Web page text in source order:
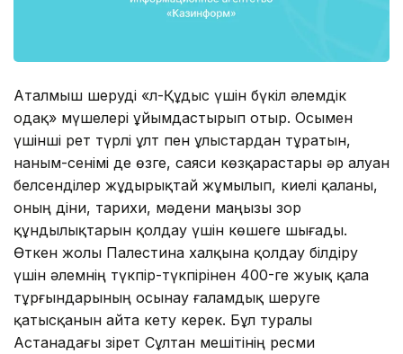
Аталмыш шеруді «Әл-Құдыс үшін бүкіл әлемдік
одақ» мүшелері ұйымдастырып отыр. Осымен
үшінші рет түрлі ұлт пен ұлыстардан тұратын,
наным-сенімі де өзге, саяси көзқарастары әр алуан
белсенділер жұдырықтай жұмылып, киелі қаланы,
оның діни, тарихи, мәдени маңызы зор
құндылықтарын қолдау үшін көшеге шығады.
Өткен жолы Палестина халқына қолдау білдіру
үшін әлемнің түкпір-түкпірінен 400-ге жуық қала
тұрғындарының осынау ғаламдық шеруге
қатысқанын айта кету керек. Бұл туралы
Астанадағы Әзірет Сұлтан мешітінің ресми